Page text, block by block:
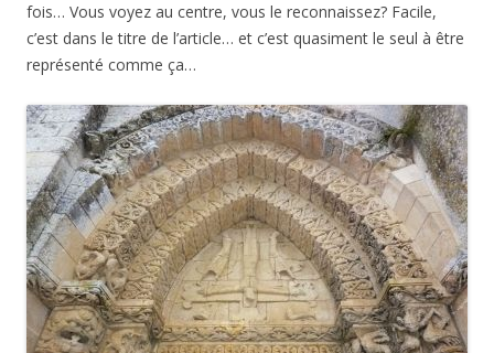
fois… Vous voyez au centre, vous le reconnaissez? Facile,
c’est dans le titre de l’article… et c’est quasiment le seul à être
représenté comme ça…